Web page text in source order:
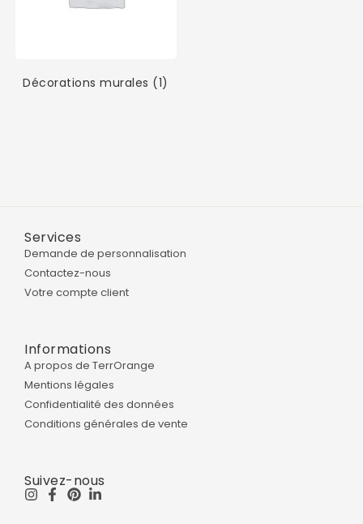
Décorations murales (1)
Services
Demande de personnalisation
Contactez-nous
Votre compte client
Informations
A propos de TerrOrange
Mentions légales
Confidentialité des données
Conditions générales de vente
Suivez-nous